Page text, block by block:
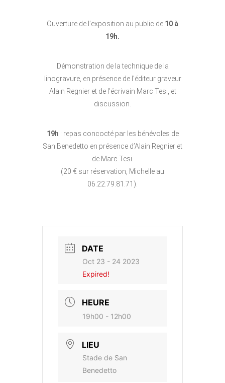
Ouverture de l’exposition au public de 10 à
19h.
Démonstration de la technique de la
linogravure, en présence de l’éditeur graveur
Alain Regnier et de l’écrivain Marc Tesi, et
discussion.
19h : repas concocté par les bénévoles de
San Benedetto en présence d’Alain Regnier et
de Marc Tesi.
(20 € sur réservation, Michelle au
06.22.79.81.71).
DATE
Oct 23 - 24 2023
Expired!
HEURE
19h00 - 12h00
LIEU
Stade de San
Benedetto